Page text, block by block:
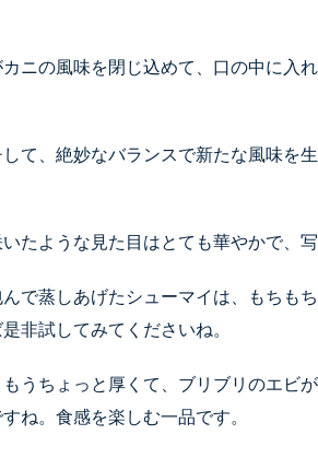
ニの風味を閉じ込めて、口の中に入
て、絶妙なバランスで新たな風味を
ような見た目はとても華やかで、写
で蒸しあげたシューマイは、もちも
非試してみてくださいね。
うちょっと厚くて、ブリブリのエビ
ね。食感を楽しむ一品です。